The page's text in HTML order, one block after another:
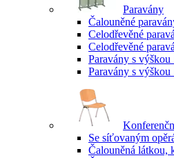
Paravány
Čalouněné
Celodřevěné
Celodřevěné
Paravány s výškou
Paravány s výškou
Se síťovaným
Čalouněná látkou,